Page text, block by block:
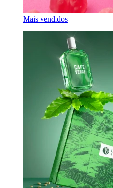
Mais vendidos